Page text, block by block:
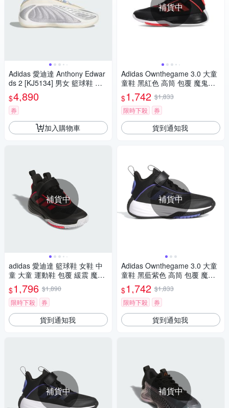
Adidas 愛迪達 Anthony Edwar
ds 2 [KJ5134] 男女 籃球鞋 穩
定 支撐 緩震 銀 藍
$4,890
券
加入購物車
補貨中
adidas 愛迪達 籃球鞋 女鞋 中
童 大童 運動鞋 包覆 緩震 魔鬼
氈 OWNTHEGAME 3.0 K 黑紅
JQ7939
$1,796 $1,890
限時下殺
券
貨到通知我
補貨中
補貨中
Adidas Ownthegame 3.0 大童
童鞋 黑紅色 高筒 包覆 魔鬼氈
耐磨 緩震 籃球鞋 JQ7939
$1,742 $1,833
限時下殺
券
貨到通知我
補貨中
Adidas Ownthegame 3.0 大童
童鞋 黑藍紫色 高筒 包覆 魔鬼
氈 耐磨 緩震 籃球鞋 JI0393
$1,742 $1,833
限時下殺
券
貨到通知我
補貨中